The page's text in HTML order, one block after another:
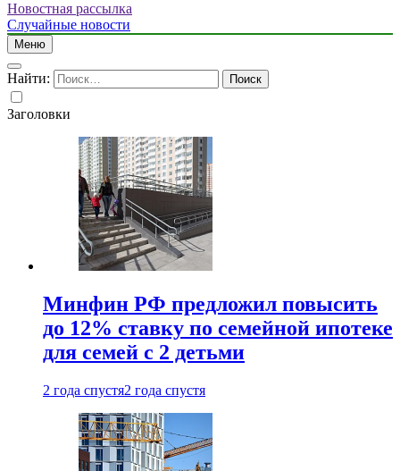
Новостная рассылка
Случайные новости
Меню
Найти:
Заголовки
Минфин РФ предложил повысить
до 12% ставку по семейной ипотеке
для семей с 2 детьми
2 года спустя2 года спустя